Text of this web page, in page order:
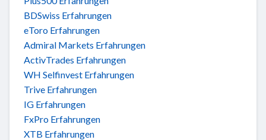
BDSwiss Erfahrungen
eToro Erfahrungen
Admiral Markets Erfahrungen
ActivTrades Erfahrungen
WH Selfinvest Erfahrungen
Trive Erfahrungen
IG Erfahrungen
FxPro Erfahrungen
XTB Erfahrungen